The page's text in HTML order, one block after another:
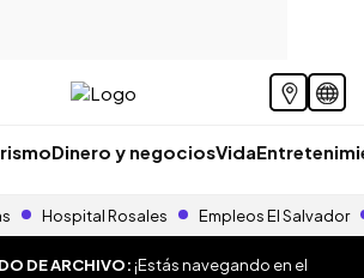
Dinero y negociosVida
Hospital Rosales Empleos El Salvador
DE ARCHIVO:¡Estás navegando en el